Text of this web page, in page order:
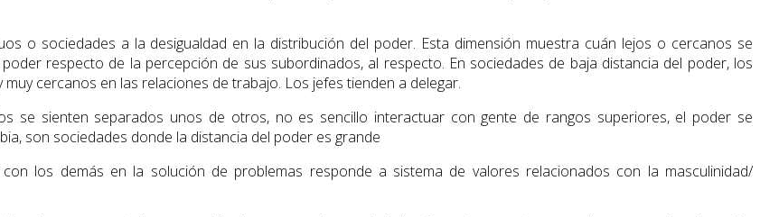
o sociedades a la desigualdad en la distribución del poder. Esta dimensión muestra cuán lejos o cercanos se
respecto de la percepción de sus subordinados, al respecto. En sociedades de baja distancia del poder, los
cercanos en las relaciones de trabajo. Los jefes tienden a delegar.
se sienten separados unos de otros, no es sencillo interactuar con gente de rangos superiores, el poder se
son sociedades donde la distancia del poder es grande
los demás en la solución de problemas responde a sistema de valores relacionados con la masculinidad/